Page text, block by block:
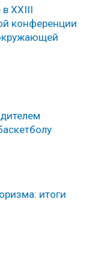
XXIII
конференции
итоги